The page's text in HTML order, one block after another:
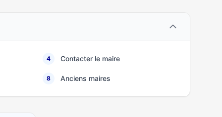
4 Contacter le maire
8 Anciens maires